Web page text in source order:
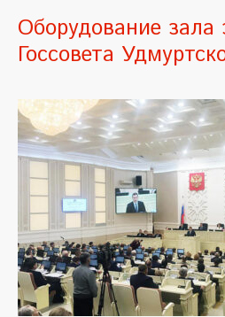
Оборудование зала
Госсовета